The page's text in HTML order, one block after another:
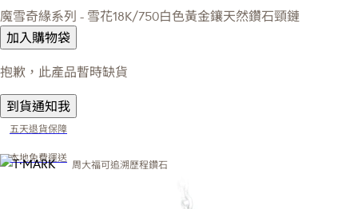
魔雪奇緣系列 - 雪花18K/750白色黃金鑲天然鑽石頸鏈
加入購物袋
抱歉，此產品暫時缺貨
到貨通知我
五天退貨保障
本地免費運送
周大福可追溯歷程鑽石